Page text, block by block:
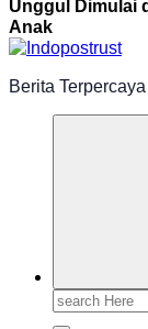
Unggul Dimulai
Anak
Berita Terpercaya
Search